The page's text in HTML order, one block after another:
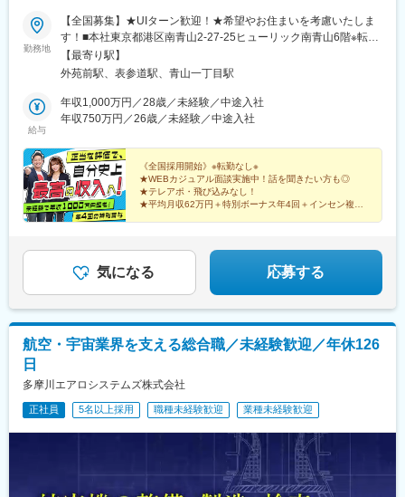
勤務地
【全国募集】★UIターン歓迎！★希望やお住まいを考慮いたしま
す！■本社東京都港区南青山2-27-25ヒューリック南青山6階※転勤
なし※本社に出社する必要はないため、全国各地で勤務可能です
◎■勤務地・全国のイベント会場や大型ショッピングモール北海
勤務候補地：北海道、青森県、岩手県、宮城県、秋田県、山形
県、福島県、茨城県、栃木県、群馬県、埼玉県、千葉県、東京
県、岐阜県、静岡県、愛知県、三重県、滋賀県、京都府、大阪
府、兵庫県、奈良県、和歌山県、鳥取県、島根県、岡山県、広島
県、山口県、徳島県、香川県、愛媛県、高知県、福岡県、佐賀
県、長崎県、熊本県、大分県、宮崎県、鹿児島県、沖縄県
【最寄り駅】
外苑前駅、表参道駅、青山一丁目駅
給与
年収1,000万円／28歳／未経験／中途入社
年収750万円／26歳／未経験／中途入社
《全国採用開始》※転勤なし※
★WEBカジュアル面談実施中！話を聞きたい方も◎
★テレアポ・飛び込みなし！
★平均月収62万円＋特別ボーナス年4回＋インセン複数
気になる 応募する
航空・宇宙業界を支える総合職／未経験歓迎／年休126
日
多摩川エアロシステムズ株式会社
正社員 5名以上採用 職種未経験歓迎 業種未経験歓迎